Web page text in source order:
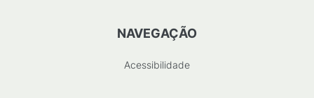
NAVEGAÇÃO
Acessibilidade